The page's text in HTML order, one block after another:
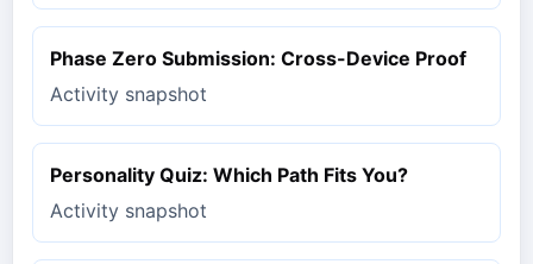
Phase Zero Submission: Cross-Device Proof
Activity snapshot
Personality Quiz: Which Path Fits You?
Activity snapshot